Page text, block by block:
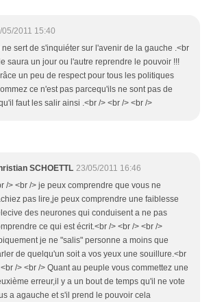
05/2011 15:40
ne sert de s'inquiéter sur l'avenir de la gauche .<br
saura un jour ou l'autre reprendre le pouvoir !!!
un peu de respect pour tous les politiques
ce n'est pas parcequ'ils ne sont pas de
faut les salir ainsi .<br /> <br /> <br />
SCHOETTL 23/05/2011 16:46
/> <br /> je peux comprendre que vous ne
pas lire,je peux comprendre une faiblesse
des neurones qui conduisent a ne pas
ce qui est écrit.<br /> <br /> <br />
je ne "salis" personne a moins que
de quelqu'un soit a vos yeux une souillure.<br
/> <br /> Quant au peuple vous commettez une
erreur,il y a un bout de temps qu'il ne vote
a agauche et s'il prend le pouvoir cela